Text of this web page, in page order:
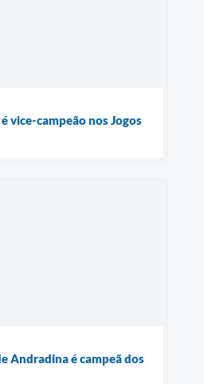
vice-campeão nos Jogos
Andradina é campeã dos